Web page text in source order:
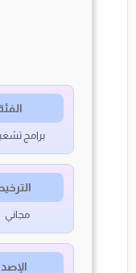
برامج
مجاني